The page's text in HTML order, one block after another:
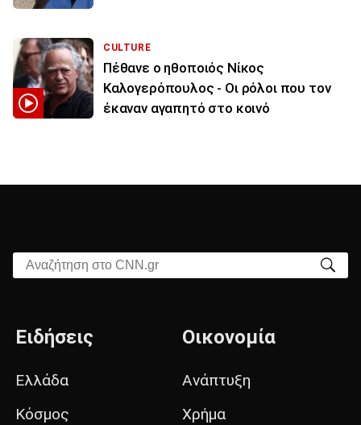
CULTURE
Πέθανε ο ηθοποιός Νίκος
Καλογερόπουλος - Οι ρόλοι που τον
έκαναν αγαπητό στο κοινό
Αναζήτηση στο CNN.gr
Ειδήσεις
Ελλάδα
Κόσμος
Οικονομία
Ανάπτυξη
Χρήμα